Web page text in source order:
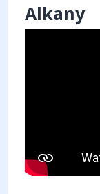
Alkany